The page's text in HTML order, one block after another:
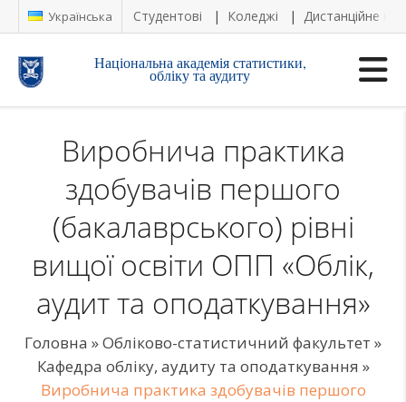
Українська Студентові Коледжі Дистанційне
Національна академія статистики,
обліку та аудиту
Виробнича практика
здобувачів першого
(бакалаврського) рівні
вищої освіти ОПП «Облік,
аудит та оподаткування»
Головна »Обліково-статистичний факультет »
Кафедра обліку, аудиту та оподаткування »
Виробнича практика здобувачів першого